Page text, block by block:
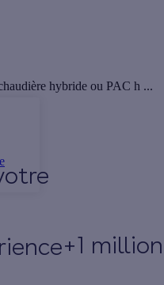
hybride ou PAC h ...
+1